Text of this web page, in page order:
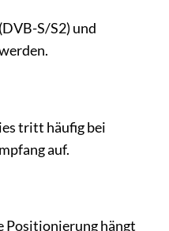
S/S2) und
tritt häufig bei
auf.
Positionierung hängt